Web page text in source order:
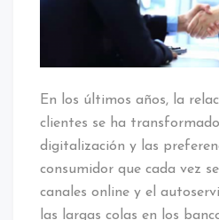
En los últimos años, la
clientes se ha
digitalización y las
consumidor que cada vez
canales online y el
las largas colas en los